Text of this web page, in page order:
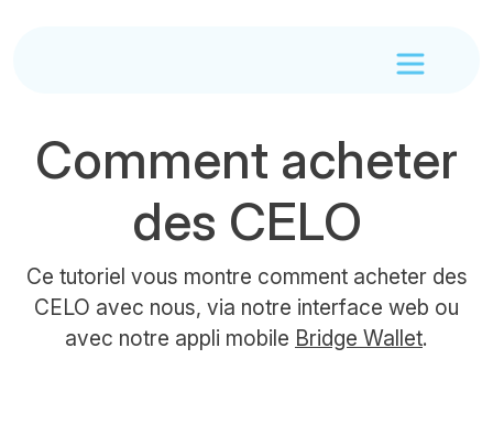
Comment acheter
des CELO
Ce tutoriel vous montre comment acheter des
CELO avec nous, via notre interface web ou
avec notre appli mobile Bridge Wallet.